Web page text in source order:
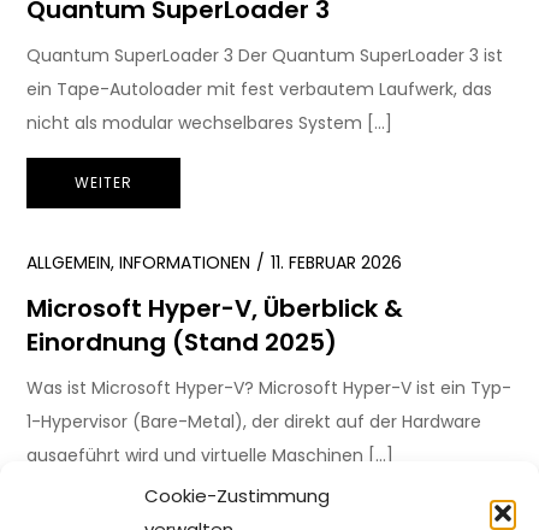
Cookie-Zustimmung
Quantum SuperLoader 3
Quantum SuperLoader 3 Der Quantum SuperLoader 3 ist
ein Tape-Autoloader mit fest verbautem Laufwerk, das
nicht als modular wechselbares System […]
WEITER
ALLGEMEIN,INFORMATIONEN 11. FEBRUAR 2026
Microsoft Hyper-V, Überblick &
Einordnung (Stand 2025)
Was ist Microsoft Hyper-V? Microsoft Hyper-V ist ein Typ-
1-Hypervisor (Bare-Metal), der direkt auf der Hardware
ausgeführt wird und virtuelle Maschinen […]